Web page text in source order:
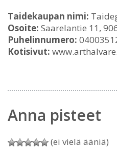
Taidekaupan nimi:
Osoite: Saarelantie 11,
Puhelinnumero:
Kotisivut:
Anna pisteet
(ei vielä ääniä)